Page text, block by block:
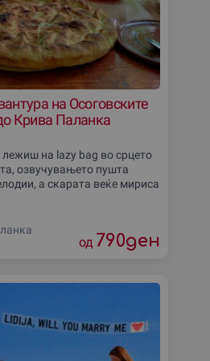
на Осоговските
Крива Паланка
на lazy bag во срцето
озвучувањето пушта
а скарата веќе мириса
со природата преку ова
од 790ден